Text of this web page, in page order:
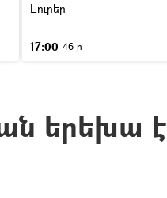
Լուրեր
17:00 46 ր
երեխա է